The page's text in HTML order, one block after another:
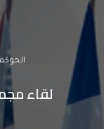
لقاء